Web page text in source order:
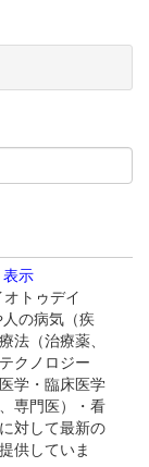
示
トゥデイ
人の病気（疾
法（治療薬、
クノロジー
学・臨床医学
専門医）・看
対して最新の
供していま